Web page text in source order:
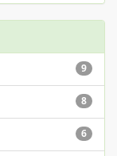
9
8
6